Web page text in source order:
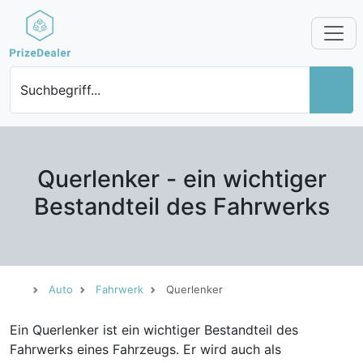
Suchbegriff...
Querlenker - ein wichtiger
Bestandteil des Fahrwerks
Auto Fahrwerk Querlenker
Ein Querlenker ist ein wichtiger Bestandteil des
Fahrwerks eines Fahrzeugs. Er wird auch als